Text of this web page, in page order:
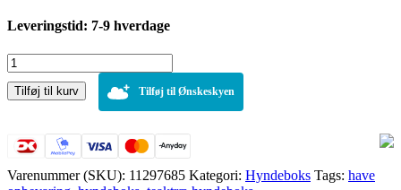
Leveringstid: 7-9 hverdage
Odessa
teaktræ
hyndeboks
cm
antal
Tilføj til kurv Tilføj til Ønskeskyen
Varenummer (SKU): 11297685 Kategori: Hyndeboks Tags: have